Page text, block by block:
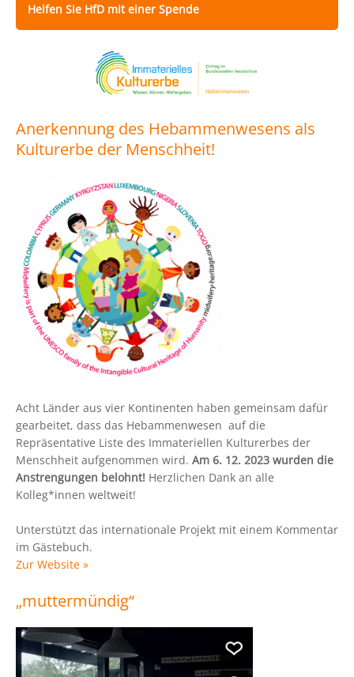
Helfen Sie HfD mit einer Spende
Anerkennung des Hebammenwesens als
Kulturerbe der Menschheit!
Acht Länder aus vier Kontinenten haben gemeinsam dafür
gearbeitet, dass das Hebammenwesen auf die
Repräsentative Liste des Immateriellen Kulturerbes der
Menschheit aufgenommen wird. Am 6. 12. 2023 wurden die
Anstrengungen belohnt! Herzlichen Dank an alle
Kolleg*innen weltweit!
Unterstützt das internationale Projekt mit einem Kommentar
im Gästebuch.
Zur Website »
„muttermündig“